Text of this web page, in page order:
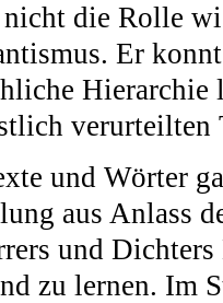
die Rolle
Er
Hierarchie
verurteilten
und Wörter
aus Anlass
und
zu lernen. Im